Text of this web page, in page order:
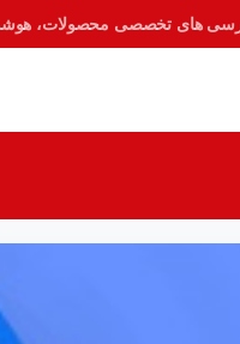
های تخصصی محصولات،